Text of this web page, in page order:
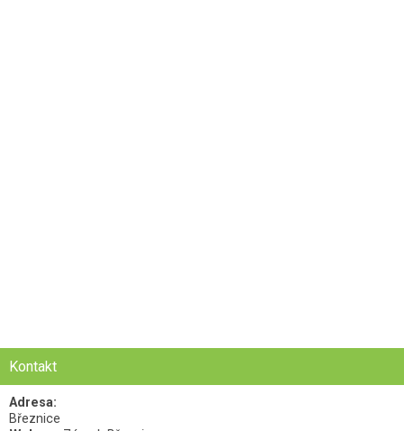
Kontakt
Adresa:
Březnice